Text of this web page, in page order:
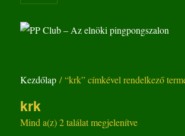
Kezdőlap / “krk” címkével rendelkező
krk
Mind a(z) 2 találat megjelenítve